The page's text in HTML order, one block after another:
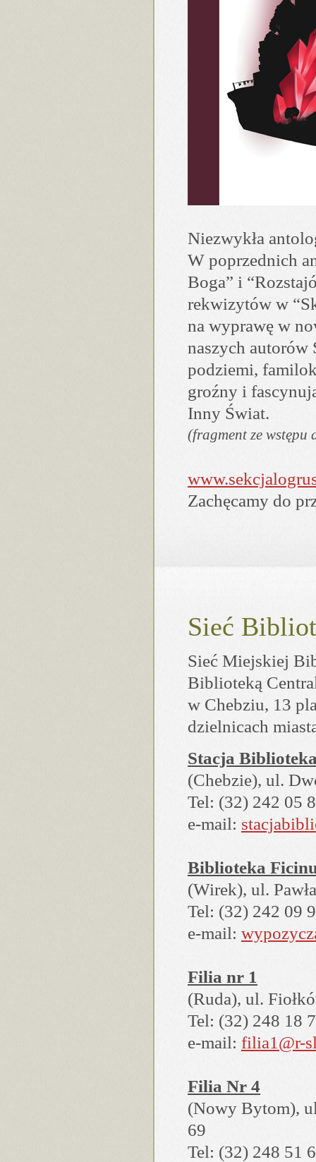
Niezwykła
W poprzednich
Boga” i
rekwizytów w
na wyprawę w
naszych autorów
podziemi,
groźny i
Inny Świat.
(fragment ze
Zachęcamy do
Sieć
Sieć Miejskiej
Biblioteką
w Chebziu, 13
dzielnicach
Stacja
(Chebzie), ul.
Tel: (32) 242 05
e-mail:
Biblioteka
(Wirek), ul.
Tel: (32) 242 09
e-mail:
Filia nr 1
(Ruda), ul.
Tel: (32) 248 18
e-mail: filia1@r-
Filia Nr 4
(Nowy Bytom),
69
Tel: (32) 248 51